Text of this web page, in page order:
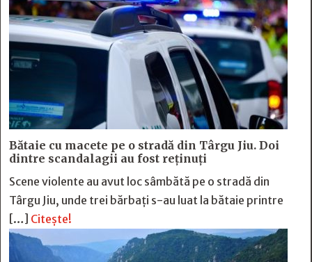
Bătaie cu macete pe o stradă din Târgu Jiu. Doi
dintre scandalagii au fost reținuți
Scene violente au avut loc sâmbătă pe o stradă din
Târgu Jiu, unde trei bărbați s-au luat la bătaie printre
[…] Citește!